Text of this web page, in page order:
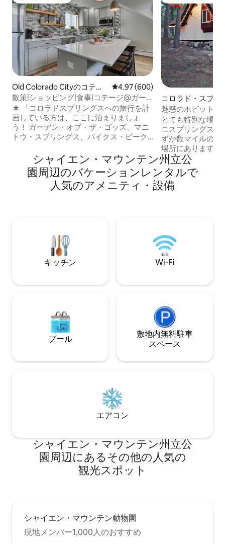
Old Colorado Cityのコテー
ジ
レビュー600件、5つ星中4.97つ
4.97 (600)
散策|ショッピング|食事|コテージ@ガー
デン・オブ・ザ・ゴッズ
★ 「コロラドスプリングスへの旅行を計
画している方は、ここに泊まりましょ
う！ ガーデン・オブ・ザ・ゴッズ、マニ
トウ・スプリングス、パイクス・ピーク
ットOK 観光地に囲まれたパイクスピーク
の麓にある⇛都会の隠れ家 コーヒー、レ
ストラン、バー、ブティックまで⇛徒歩5
ウンタウン、マニトウスプリングスまで
STRP -24 -0006
コロラド・スプリ
離れ
魅惑のホビットコ
とても特別な場所
ロスプリングス
ずか数マイルの距
場所にあります。
がフレンドリーで
ーの敷地内にあ
を探索できます。 カップルのための必要
なものがすべて揃
す。 ただの美し
真実です。 ロン
ストです。
シャイエン・マウンテン州立公
園⁠周⁠辺⁠のバ⁠ケ⁠ー⁠シ⁠ョ⁠ン⁠レ⁠ン⁠タ⁠ル⁠で
人⁠気⁠のア⁠メ⁠ニ⁠テ⁠ィ⁠・⁠設⁠備
キッチン Wi-Fi
プール
敷地内無料駐⁠車
ス⁠ペ⁠ー⁠ス
エアコン
シャイエン・マウンテン州立公
園⁠周⁠辺⁠に⁠あ⁠るそ⁠の⁠他⁠の人⁠気⁠の
観⁠光⁠ス⁠ポ⁠ッ⁠ト
シャイエン・マウンテン動物園
現地メンバー1,000人のおすすめ